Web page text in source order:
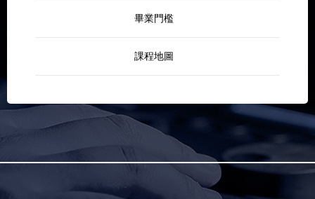
畢業門檻
課程地圖